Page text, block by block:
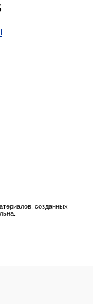
созданных